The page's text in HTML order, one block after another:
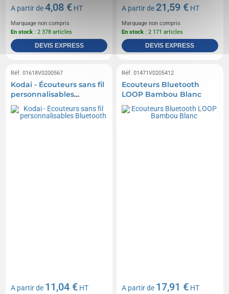
A partir de4,08 € HT
Marquage non compris
En stock : 2 378 articles
DEVIS EXPRESS
A partir de21,59 € HT
Marquage non compris
En stock : 2 171 articles
DEVIS EXPRESS
Réf. 01618V0200567
Kodai - Écouteurs sans fil
personnalisables
Bluetooth
A partir de 11,04 € HT
Réf. 01471V0205412
Ecouteurs Bluetooth
LOOP Bambou Blanc
A partir de 17,91 € HT